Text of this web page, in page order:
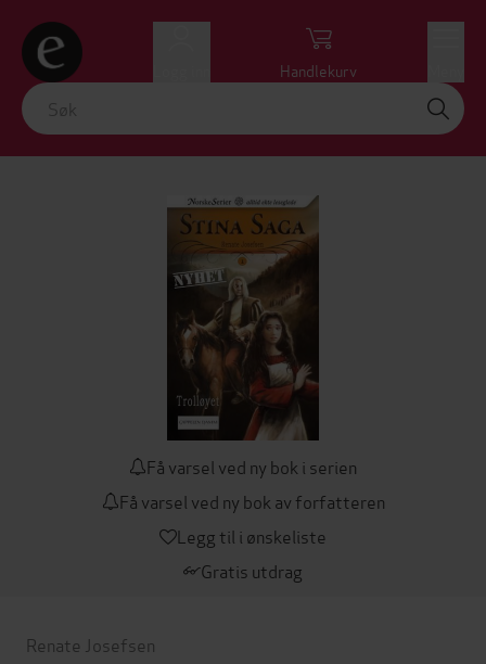
Handlekurv
Få varsel ved ny bok i serien
Få varsel ved ny bok av forfatteren
Legg til i ønskeliste
Gratis utdrag
Renate Josefsen